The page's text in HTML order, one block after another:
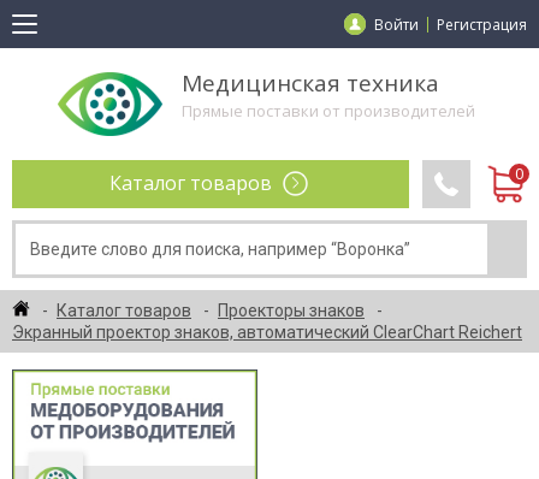
Войти Регистрация
Медицинская техника
Прямые поставки от производителей
Каталог товаров
Каталог товаров
Проекторы знаков
Экранный проектор знаков, автоматический ClearChart Reichert